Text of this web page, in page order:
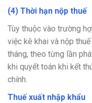
(4) Thời hạn nộp thuế
Tùy thuộc vào trường
việc kê khai và nộp
tháng, theo từng lần
khi quyết toán khi kết
chính.
Thuế xuất nhập khẩu